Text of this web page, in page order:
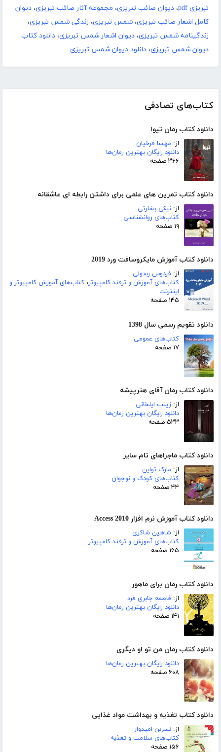
کتاب‌های تصادفی
دانلود کتاب رمان تیوا
از: مهسا فرخیان
دانلود رایگان بهترین رمان‌ها
۳۶۶ صفحه
دانلود کتاب تمرین های علمی برای داشتن رابطه ای عاشقانه
از: نیکی بشارتی
کتاب‌های روانشناسی
۱۹ صفحه
دانلود کتاب آموزش مایکروسافت ورد 2019
از: فردوس رسولی
کتاب‌های آموزش و ترفند کامپیوتر، کتاب‌های آموزش کامپیوتر و
اینترنت
۱۴۵ صفحه
دانلود تقویم رسمی سال 1398
کتاب‌های عمومی
۱۷ صفحه
دانلود کتاب رمان آقای هنرپیشه
از: زینب ایلخانی
دانلود رایگان بهترین رمان‌ها
۵۳۳ صفحه
دانلود کتاب ماجراهای تام سایر
از: مارک تواین
کتاب‌های کودک و نوجوان
۴۴ صفحه
دانلود کتاب آموزش نرم افزار Access 2010
از: شاهین شاکری
کتاب‌های آموزش و ترفند کامپیوتر
۱۶۵ صفحه
دانلود کتاب رمان برای ماهور
از: فاطمه جابری فرد
دانلود رایگان بهترین رمان‌ها
۱۴۱ صفحه
دانلود کتاب رمان من تو او دیگری
دانلود رایگان بهترین رمان‌ها
۶۰۸ صفحه
دانلود کتاب تغذیه و بهداشت مواد غذایی
از: نسرىن امیدوار
کتاب‌های سلامت و تغذیه
۱۵۶ صفحه
تبریزی pdf
، دیوان صائب تبریزی، مجموعه آثار صائب تبریزی، دیوان
کامل اشعار صائب تبریزی، شمس تبریزی، زندگی شمس تبریزی،
زندگینامه شمس تبریزی، دیوان اشعار شمس تبریزی، دانلود کتاب
دیوان شمس تبریزی، دانلود دیوان شمس تبریزی